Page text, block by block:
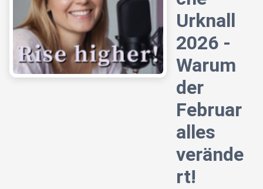
Urknall
2026 -
Warum
der
Februar
alles
verände
rt!